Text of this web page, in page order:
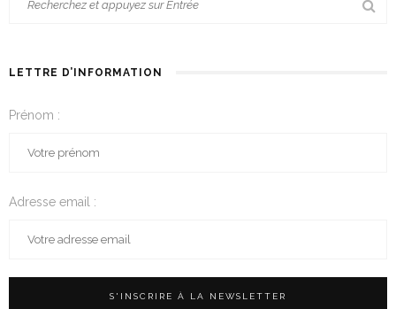
LETTRE D’INFORMATION
Prénom :
Adresse email :